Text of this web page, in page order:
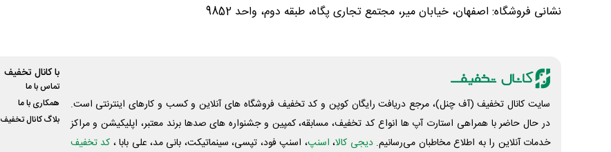
نشانی فروشگاه: اصفهان، خیابان میر، مجتمع تجاری پگاه، طبقه دوم، واحد 9852
سایت کانال تخفیف (آف چنل)، مرجع دریافت رایگان کوپن و کد تخفیف فروشگاه های آنلاین و کسب و‌ کارهای اینترنتی است.
در حال حاضر با همراهی استارت آپ ها انواع کد تخفیف، مسابقه، کمپین و جشنواره های صدها برند معتبر، اپلیکیشن و مراکز
خدمات آنلاین را به اطلاع مخاطبان می‌رسانیم. دیجی کالا، اسنپ، اسنپ فود، تپسی، سینماتیکت، بانی مد، علی‌ بابا ، کد تخفیف
با کانال تخفیف
تماس با ما
همکاری با ما
بلاگ کانال تخفیف